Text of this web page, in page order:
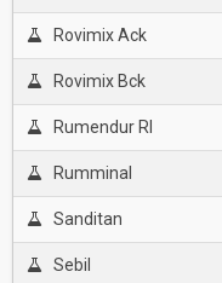
Rovimix Ack
Rovimix Bck
Rumendur Rl
Rumminal
Sanditan
Sebil